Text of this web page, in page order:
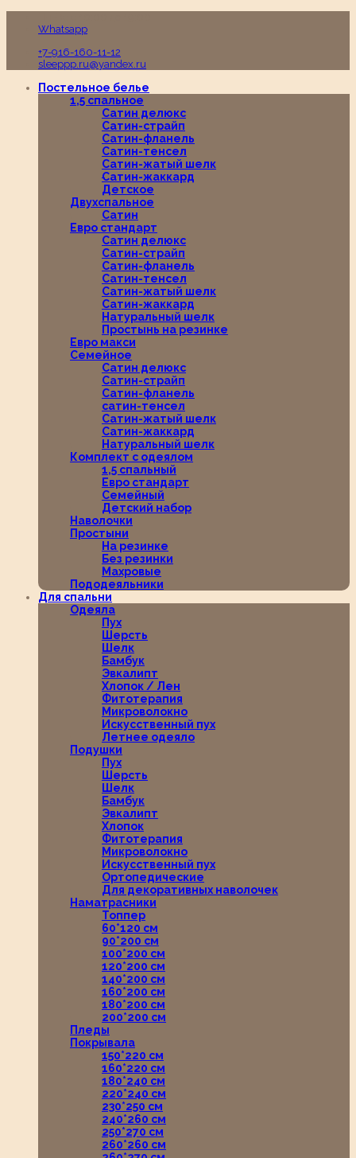
Whatsapp
+7-916-160-11-12
sleeppp.ru@yandex.ru
Постельное белье
1,5 спальное
Сатин делюкс
Сатин-страйп
Сатин-фланель
Сатин-тенсел
Сатин-жатый шелк
Сатин-жаккард
Детское
Двухспальное
Сатин
Евро стандарт
Сатин делюкс
Сатин-страйп
Сатин-фланель
Сатин-тенсел
Сатин-жатый шелк
Сатин-жаккард
Натуральный шелк
Простынь на резинке
Евро макси
Семейное
Сатин делюкс
Сатин-страйп
Сатин-фланель
сатин-тенсел
Сатин-жатый шелк
Сатин-жаккард
Натуральный шелк
Комплект с одеялом
1,5 спальный
Евро стандарт
Семейный
Детский набор
Наволочки
Простыни
На резинке
Без резинки
Махровые
Пододеяльники
Для спальни
Одеяла
Пух
Шерсть
Шелк
Бамбук
Эвкалипт
Хлопок / Лен
Фитотерапия
Микроволокно
Искусственный пух
Летнее одеяло
Подушки
Пух
Шерсть
Шелк
Бамбук
Эвкалипт
Хлопок
Фитотерапия
Микроволокно
Искусственный пух
Ортопедические
Для декоративных наволочек
Наматрасники
Топпер
60*120 см
90*200 см
100*200 см
120*200 см
140*200 см
160*200 см
180*200 см
200*200 см
Пледы
Покрывала
150*220 см
160*220 см
180*240 см
220*240 см
230*250 см
240*260 см
250*270 см
260*260 см